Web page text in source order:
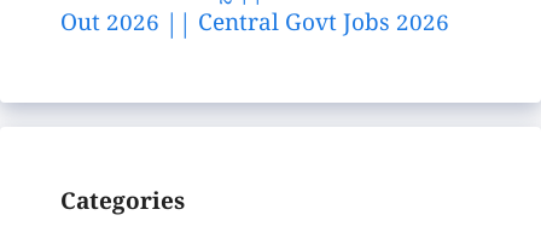
Out 2026 || Central Govt Jobs 2026
Categories